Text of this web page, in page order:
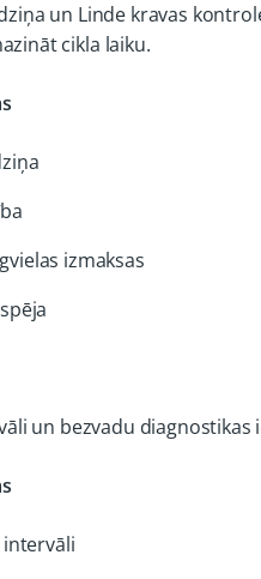
un Linde kravas
cikla laiku.
izmaksas
un bezvadu
intervāli